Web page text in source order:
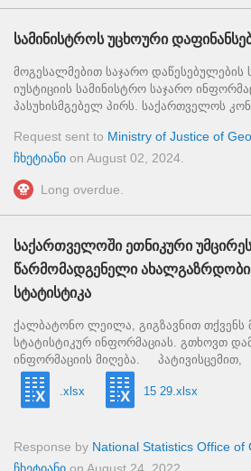
სამინისტროს უცხოური
მოგესალმებით საჯარო დაწესებულების
იუსტიციის სამინისტრო საჯარო
პასუხისმგებელ პირს. საქართველოს
Request sent to Ministry of Justice of
ჩხეტიანი on August 02, 2024
Long overdue.
საქართველოში ეთნიკური
წარმომადგენელი
სტატისტიკა
ქალბატონო ლეილა, გიგზავნით თქვენს
სტატისტიკურ ინფორმაციას. გთხოვთ
ინფორმაციის მიღება. პატივისცემით,
.xlsx 15 29.xlsx
Response by National Statistics Office of